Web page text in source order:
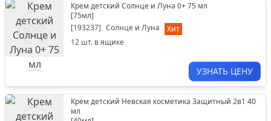
Крем детский Солнце и Луна 0+ 75 мл
[75мл]
[193237] Солнце и Луна
Хит
12 шт. в ящике
УЗНАТЬ ЦЕНУ
Крем детский Невская косметика Защитный 2в1 40
мл